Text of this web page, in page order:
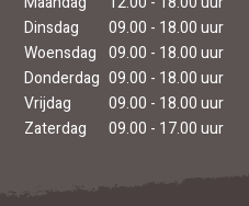
Dinsdag
09.00 - 18.00 uur
Woensdag 09.00 - 18.00 uur
Donderdag 09.00 - 18.00 uur
Vrijdag
09.00 - 18.00 uur
Zaterdag
09.00 - 17.00 uur